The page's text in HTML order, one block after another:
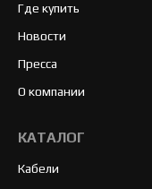
Где купить
Новости
Пресса
О компании
КАТАЛОГ
Кабели